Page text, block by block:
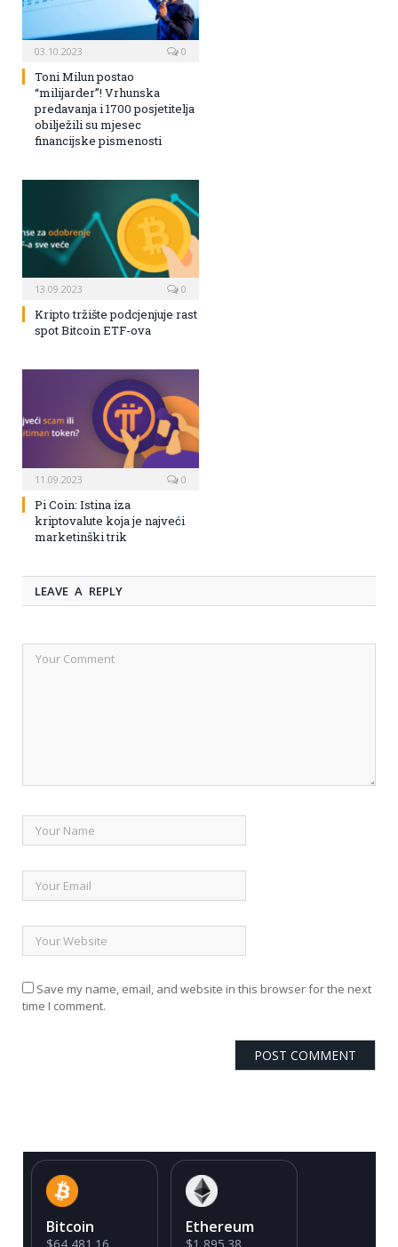
03.10.2023 0
Toni Milun postao
“milijarder”! Vrhunska
predavanja i 1700 posjetitelja
obilježili su mjesec
financijske pismenosti
13.09.2023 0
Kripto tržište podcjenjuje rast
spot Bitcoin ETF-ova
11.09.2023 0
Pi Coin: Istina iza
kriptovalute koja je najveći
marketinški trik
LEAVE A REPLY
Save my name, email, and website in this browser for the next
time I comment.
Bitcoin
$64,481.16
Ethereum
$1,895.38